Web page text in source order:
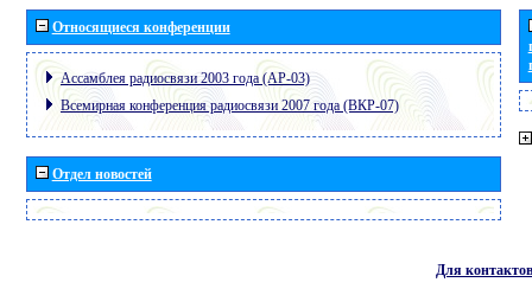
Относящиеся конференции
Ассамблея радиосвязи 2003 года (АР-03)
Всемирная конференция радиосвязи 2007 года (ВКР-07)
Отдел новостей
Для контактов